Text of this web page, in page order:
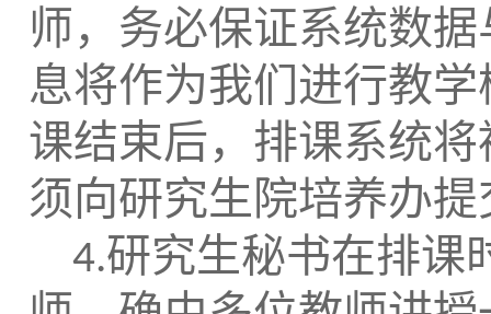
师，务必保证系统数
息将作为我们进行教
课结束后，排课系统
须向研究生院培养办
4.研究生秘书在排课